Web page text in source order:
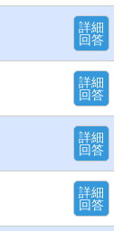
詳細
回答
詳細
回答
詳細
回答
詳細
回答